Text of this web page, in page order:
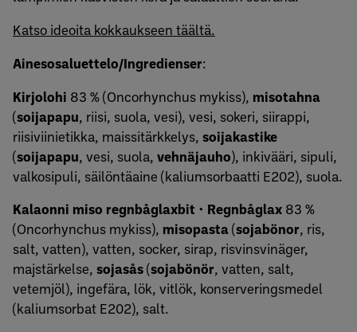
Katso ideoita kokkaukseen täältä.
Ainesosaluettelo/Ingredienser:
Kirjolohi 83 % (Oncorhynchus mykiss), misotahna
(soijapapu , riisi, suola, vesi), vesi, sokeri, siirappi,
riisiviinietikka, maissitärkkelys, soijakastike
(soijapapu , vesi, suola, vehnäjauho), inkivääri, sipuli,
valkosipuli, säilöntäaine (kaliumsorbaatti E202), suola.
Kalaonni miso regnbåglaxbit • Regnbåglax 83 %
(Oncorhynchus mykiss), misopasta (sojabönor, ris,
salt, vatten), vatten, socker, sirap, risvinsvinäger,
majstärkelse, sojasås (sojabönör, vatten, salt,
vetemjöl), ingefära, lök, vitlök, konserveringsmedel
(kaliumsorbat E202), salt.